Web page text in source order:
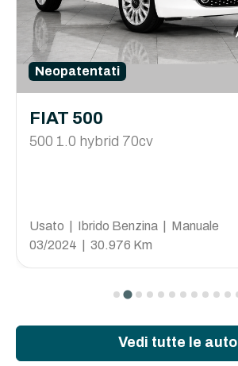
Neopatentati
FIAT 500
500 1.0 hybrid 70cv
Usato | Ibrido Benzina | Manuale
03/2024 | 30.976 Km
Vedi tutte le auto